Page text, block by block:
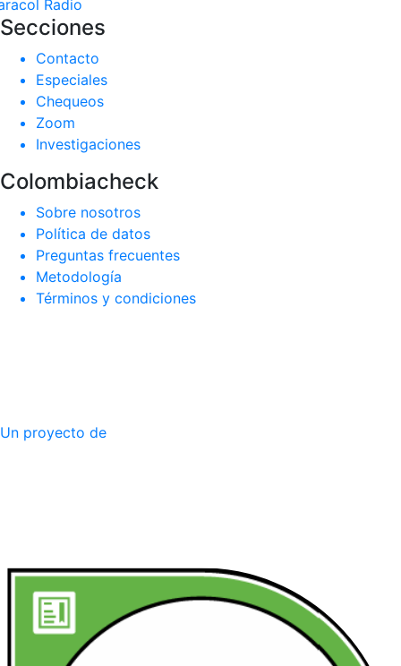
Radio
Secciones
Contacto
Especiales
Chequeos
Zoom
Investigaciones
Colombiacheck
Sobre nosotros
Política de datos
Preguntas frecuentes
Metodología
Términos y condiciones
Un proyecto de